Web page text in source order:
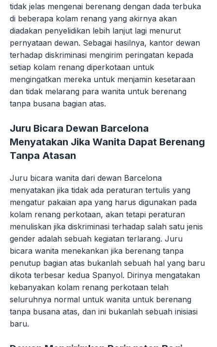
tidak jelas mengenai berenang dengan dada terbuka
di beberapa kolam renang yang akirnya akan
diadakan penyelidikan lebih lanjut lagi menurut
pernyataan dewan. Sebagai hasilnya, kantor dewan
terhadap diskriminasi mengirim peringatan kepada
setiap kolam renang diperkotaan untuk
mengingatkan mereka untuk menjamin kesetaraan
dan tidak melarang para wanita untuk berenang
tanpa busana bagian atas.
Juru Bicara Dewan Barcelona
Menyatakan Jika Wanita Dapat Berenang
Tanpa Atasan
Juru bicara wanita dari dewan Barcelona
menyatakan jika tidak ada peraturan tertulis yang
mengatur pakaian apa yang harus digunakan pada
kolam renang perkotaan, akan tetapi peraturan
menuliskan jika diskriminasi terhadap salah satu jenis
gender adalah sebuah kegiatan terlarang. Juru
bicara wanita menekankan jika berenang tanpa
penutup bagian atas bukanlah sebuah hal yang baru
dikota terbesar kedua Spanyol. Dirinya mengatakan
kebanyakan kolam renang perkotaan telah
seluruhnya normal untuk wanita untuk berenang
tanpa busana atas, dan ini bukanlah sebuah inisiasi
baru.